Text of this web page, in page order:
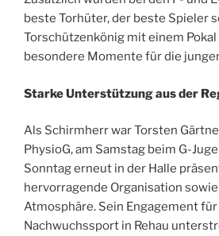
beste Torhüter, der beste Spieler
Torschützenkönig mit einem
besondere Momente für die
Starke Unterstützung aus der
Als Schirmherr war Torsten
PhysioG, am Samstag beim G-
Sonntag erneut in der Halle
hervorragende Organisation
Atmosphäre. Sein Engagement für
Nachwuchssport in Rehau